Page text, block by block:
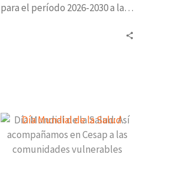
para el período 2026-2030 a la
Día
Mundial
de